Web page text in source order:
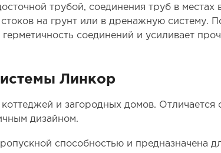
трубой, соединения труб в местах
на грунт или в дренажную систему.
соединений и усиливает
Линкор
и загородных домов. Отличается
дизайном.
способностью и предназначена